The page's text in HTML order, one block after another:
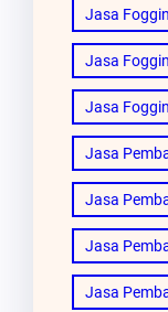
Jasa
Jasa
Jasa
Jasa
Jasa
Jasa
Jasa